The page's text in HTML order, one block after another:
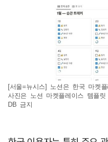
[서울=뉴시스] 노션은 한국 마켓
사진은 노션 마켓플레이스 템플
DB 금지